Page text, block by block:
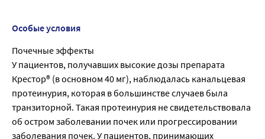
Особые условия
Почечные эффекты
У пациентов, получавших высокие дозы препарата
Крестор® (в основном 40 мг), наблюдалась канальцевая
протеинурия, которая в большинстве случаев была
транзиторной. Такая протеинурия не свидетельствовала
об остром заболевании почек или прогрессировании
заболевания почек. У пациентов, принимающих